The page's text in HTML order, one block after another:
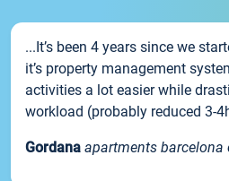
...It’s been 4 years since we
it’s property management
activities a lot easier while
workload (probably reduced 3-
Gordana apartments barcelona